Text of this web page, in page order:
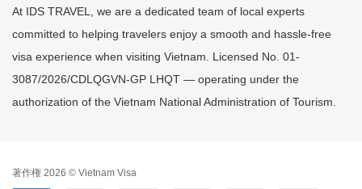
At IDS TRAVEL, we are a dedicated team of local experts
committed to helping travelers enjoy a smooth and hassle-free
visa experience when visiting Vietnam. Licensed No. 01-
3087/2026/CDLQGVN-GP LHQT — operating under the
authorization of the Vietnam National Administration of Tourism.
著作権 2026 © Vietnam Visa